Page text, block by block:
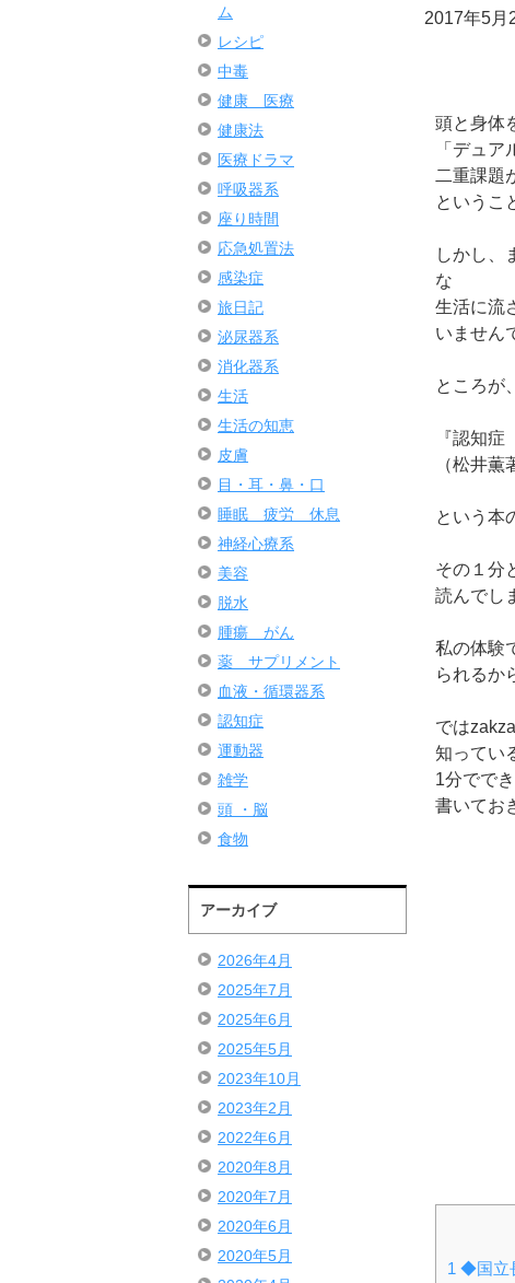
2017年5月
頭と身体
「デュ
二重課題
というこ
しかし、
な
生活に流
いません
ところが
『認知
（松井薫
という本
その１分
読んでし
私の体験
られるか
では
知ってい
1分でで
書いてお
1 ◆国立
ム
レシピ
中毒
健康 医療
健康法
医療ドラマ
呼吸器系
座り時間
応急処置法
感染症
旅日記
泌尿器系
消化器系
生活
生活の知恵
皮膚
目・耳・鼻・口
睡眠 疲労 休息
神経心療系
美容
脱水
腫瘍 がん
薬 サプリメント
血液・循環器系
認知症
運動器
雑学
頭 ・脳
食物
アーカイブ
2026年4月
2025年7月
2025年6月
2025年5月
2023年10月
2023年2月
2022年6月
2020年8月
2020年7月
2020年6月
2020年5月